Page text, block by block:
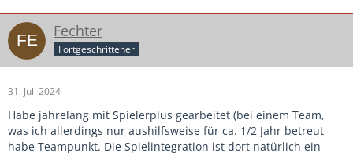
Fechter
Fortgeschrittener
31. Juli 2024
Habe jahrelang mit Spielerplus gearbeitet (bei einem Team,
was ich allerdings nur aushilfsweise für ca. 1/2 Jahr betreut
habe Teampunkt. Die Spielintegration ist dort natürlich ein